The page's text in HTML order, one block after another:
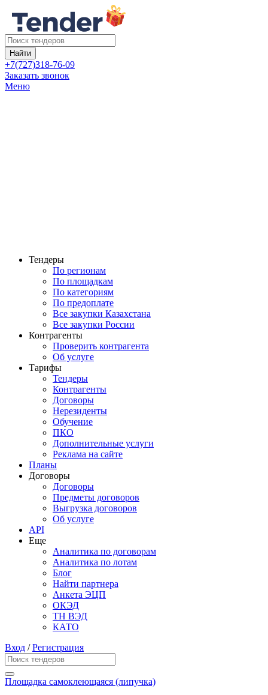
Найти
+7(727)318-76-09
Заказать звонок
Меню
Тендеры
По регионам
По площадкам
По категориям
По предоплате
Все закупки Казахстана
Все закупки России
Контрагенты
Проверить контрагента
Об услуге
Тарифы
Тендеры
Контрагенты
Договоры
Нерезиденты
Обучение
ПКО
Дополнительные услуги
Реклама на сайте
Планы
Договоры
Договоры
Предметы договоров
Выгрузка договоров
Об услуге
API
Еще
Аналитика по договорам
Аналитика по лотам
Блог
Найти партнера
Анкета ЭЦП
ОКЭД
ТН ВЭД
КАТО
Вход /Регистрация
Площадка самоклеющаяся (липучка)